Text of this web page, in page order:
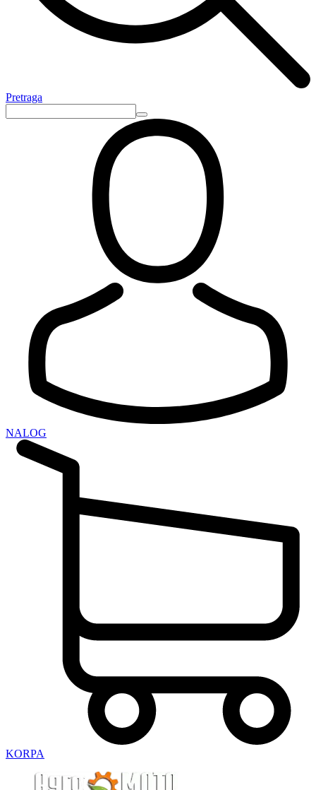
Pretraga
NALOG
KORPA